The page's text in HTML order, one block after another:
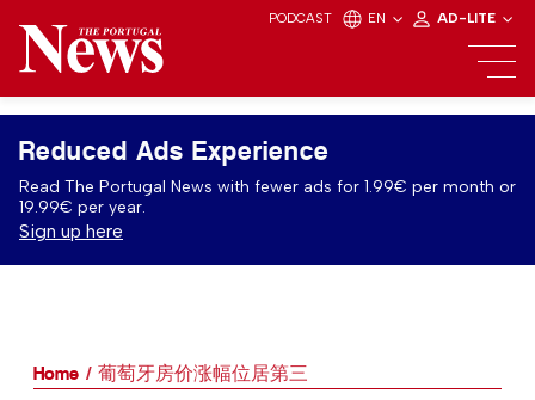
PODCAST EN AD-LITE
Reduced Ads Experience
Read The Portugal News with fewer ads for 1.99€ per month or
19.99€ per year.
Sign up here
Home 葡萄牙房价涨幅位居第三